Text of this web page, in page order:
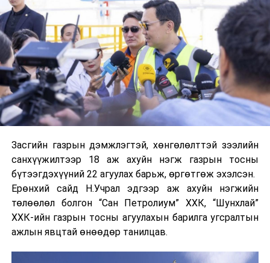
Засгийн газрын дэмжлэгтэй, хөнгөлөлттэй зээлийн
санхүүжилтээр 18 аж ахуйн нэгж газрын тосны
бүтээгдэхүүний 22 агуулах барьж, өргөтгөж эхэлсэн.
Ерөнхий сайд Н.Учрал эдгээр аж ахуйн нэгжийн
төлөөлөл болгон “Сан Петролиум” ХХК, “Шунхлай”
ХХК-ийн газрын тосны агуулахын барилга угсралтын
ажлын явцтай өнөөдөр танилцав.